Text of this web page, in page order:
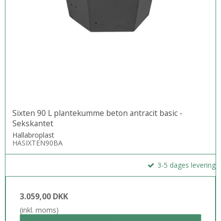
Sixten 90 L plantekumme beton antracit basic -
Sekskantet
Hallabroplast
HASIXTEN90BA
3-5 dages levering
3.059,00 DKK
(inkl. moms)